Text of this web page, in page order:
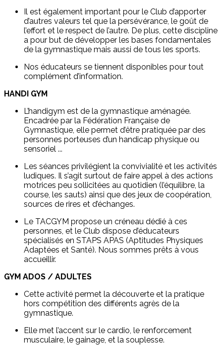
Il est également important pour le Club d’apporter
d’autres valeurs tel que la persévérance, le goût de
l’effort et le respect de l’autre. De plus, cette discipline
a pour but de développer les bases fondamentales
de la gymnastique mais aussi de tous les sports.
Nos éducateurs se tiennent disponibles pour tout
complément d’information.
HANDI GYM
L’handigym est de la gymnastique aménagée.
Encadrée par la Fédération Française de
Gymnastique, elle permet d’être pratiquée par des
personnes porteuses d’un handicap physique ou
sensoriel ...
Les séances privilégient la convivialité et les activités
ludiques. Il s’agit surtout de faire appel à des actions
motrices peu sollicitées au quotidien (l’équilibre, la
course, les sauts) ainsi que des jeux de coopération,
sources de rires et d’échanges.
Le TACGYM propose un créneau dédié à ces
personnes, et le Club dispose d’éducateurs
spécialisés en STAPS APAS (Aptitudes Physiques
Adaptées et Santé). Nous sommes prêts à vous
accueillir.
GYM ADOS / ADULTES
Cette activité permet la découverte et la pratique
hors compétition des différents agrès de la
gymnastique.
Elle met l’accent sur le cardio, le renforcement
musculaire, le gainage, et la souplesse.